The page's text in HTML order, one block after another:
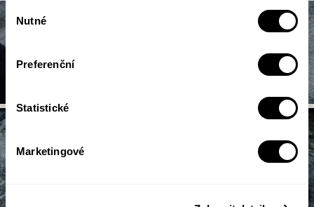
Výběr
souhlasu
Nutné
Preferenční
Statistické
Marketingové